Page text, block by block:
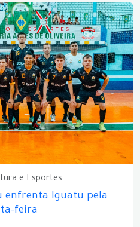
e Esportes
enfrenta Iguatu pela
feira